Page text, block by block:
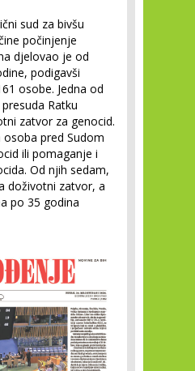
sud za bivšu
počinjenje
djelovao je od
podigavši
osobe. Jedna od
Ratku
zatvor za genocid.
pred Sudom
ili pomaganje i
Od njih sedam,
doživotni zatvor, a
po 35 godina